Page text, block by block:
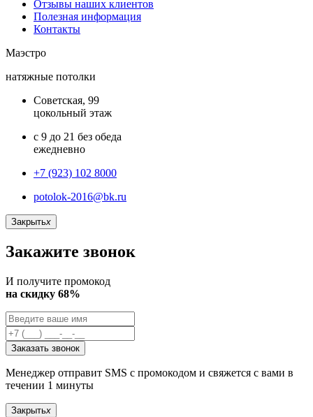
Отзывы наших клиентов
Полезная информация
Контакты
Маэстро
натяжные потолки
Советская, 99
цокольный этаж
с 9 до 21 без обеда
ежедневно
+7 (923) 102 8000
potolok-2016@bk.ru
Закрытьx
Закажите звонок
И получите промокод
на скидку 68%
Заказать звонок
Менеджер отправит SMS с промокодом и свяжется с вами в
течении 1 минуты
Закрытьx